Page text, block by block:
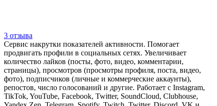
3 отзыва
Сервис накрутки показателей активности. Помогает
продвигать профили в социальных сетях. Увеличивает
количество лайков (посты, фото, видео, комментарии,
страницы), просмотров (просмотры профиля, поста, видео,
фото), подписчиков (личные и коммерческие аккаунты),
репостов, число голосований и другие. Работает с Instagram,
TikTok, YouTube, Facebook, Twitter, SoundCloud, Clubhouse,